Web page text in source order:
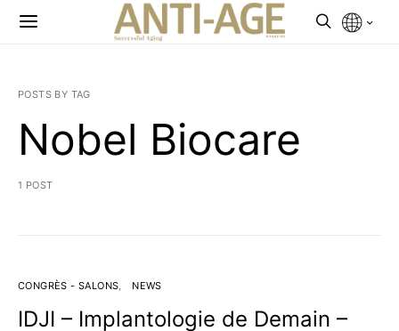
POSTS BY TAG
Nobel Biocare
1 POST
CONGRÈS - SALONS NEWS
IDJI – Implantologie de Demain –